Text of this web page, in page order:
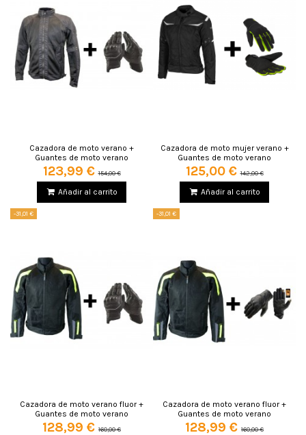
Cazadora de moto verano +
Guantes de moto verano
123,99 €154,00 €
Añadir al carrito
Cazadora de moto mujer verano +
Guantes de moto verano
125,00 €142,00 €
Añadir al carrito
-31,01 €
Cazadora de moto verano fluor +
Guantes de moto verano
128,99 € 160,00 €
-31,01 €
Cazadora de moto verano fluor +
Guantes de moto verano
128,99 € 160,00 €